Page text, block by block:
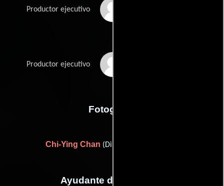
Productor ejecutivo
Productor ejecutivo
Fotografia
Chi-Ying Chan (Director de fotografía)
Ayudante de dirección